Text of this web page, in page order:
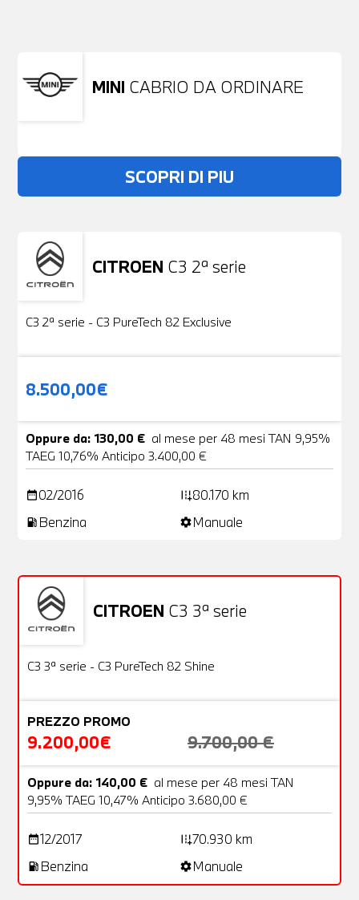
MINI CABRIO DA ORDINARE
SCOPRI DI PIU
CITROEN C3 2ª serie
Usato
C3 2ª serie - C3 PureTech 82 Exclusive
8.500,00€
Oppure da: 130,00 € al mese per 48 mesi TAN 9,95%
TAEG 10,76% Anticipo 3.400,00 €
date_range02/2016 add_road80.170 km
local_gas_station Benzina settingsManuale
CITROEN C3 3ª serie
OFFERTA
Usato
C3 3ª serie - C3 PureTech 82 Shine
PREZZO PROMO
9.200,00€ 9.700,00 €
Oppure da: 140,00 € al mese per 48 mesi TAN
9,95% TAEG 10,47% Anticipo 3.680,00 €
date_range12/2017 add_road70.930 km
local_gas_station Benzina settingsManuale